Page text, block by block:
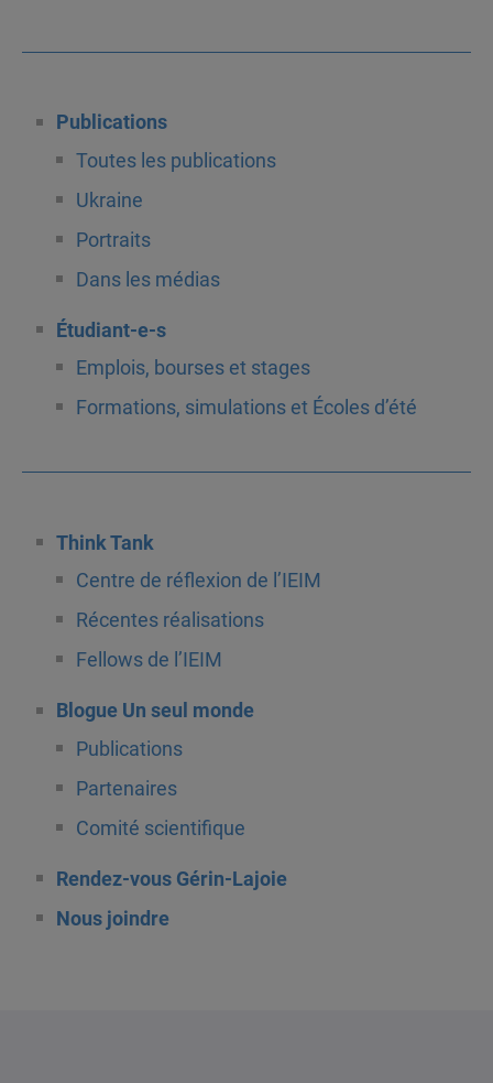
Publications
Toutes les publications
Ukraine
Portraits
Dans les médias
Étudiant-e-s
Emplois, bourses et stages
Formations, simulations et Écoles d’été
Think Tank
Centre de réflexion de l’IEIM
Récentes réalisations
Fellows de l’IEIM
Blogue Un seul monde
Publications
Partenaires
Comité scientifique
Rendez-vous Gérin-Lajoie
Nous joindre